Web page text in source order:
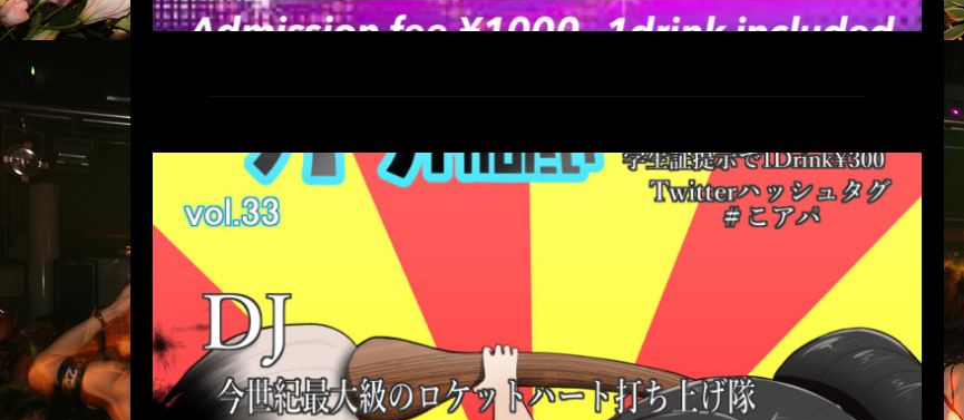
こんな僕でもアニソン好き集めてパーティーがしたい
vol.33 (アニソン/ボーカロイド)